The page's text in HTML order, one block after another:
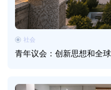
青年议会：创新思想和全
社会